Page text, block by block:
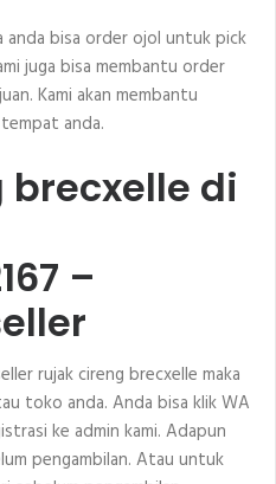
bisa order ojol untuk pick
juga bisa membantu order
Kami akan membantu
anda.
brecxelle di
–
rujak cireng brecxelle maka
toko anda. Anda bisa klik WA
ke admin kami. Adapun
pengambilan. Atau untuk